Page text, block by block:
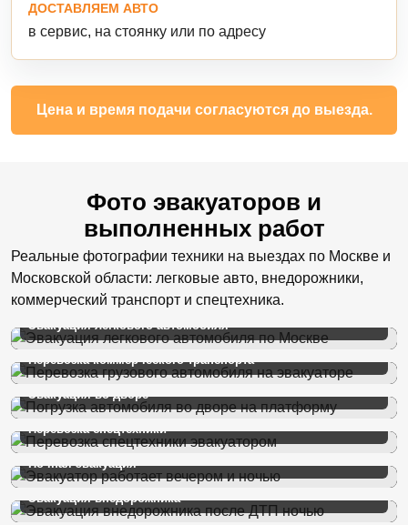
ДОСТАВЛЯЕМ АВТО
в сервис, на стоянку или по адресу
Цена и время подачи согласуются до выезда.
Фото эвакуаторов и
выполненных работ
Реальные фотографии техники на выездах по Москве и
Московской области: легковые авто, внедорожники,
коммерческий транспорт и спецтехника.
Эвакуация легкового автомобиля
Перевозка коммерческого транспорта
Эвакуация во дворе
Перевозка спецтехники
Ночная эвакуация
Эвакуация внедорожника